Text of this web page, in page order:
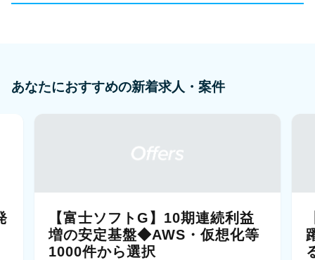
あなたにおすすめの新着求人・案件
【富士ソフトG】10期連続利益
増の安定基盤◆AWS・仮想化等
1000件から選択